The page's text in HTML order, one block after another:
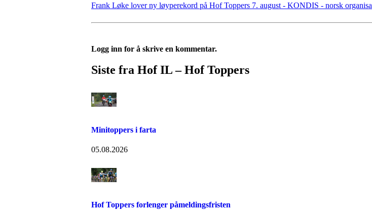
Frank Løke lover ny løyperekord på Hof Toppers 7. august - KONDIS - norsk
Logg inn for å skrive en kommentar.
Siste fra Hof IL – Hof Toppers
Minitoppers i farta
05.08.2026
Hof Toppers forlenger påmeldingsfristen